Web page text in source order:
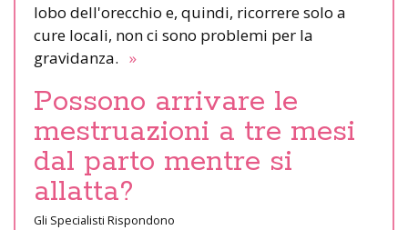
lobo dell'orecchio e, quindi, ricorrere solo a
cure locali, non ci sono problemi per la
gravidanza. »
Possono arrivare le
mestruazioni a tre mesi
dal parto mentre si
allatta?
Gli Specialisti Rispondono